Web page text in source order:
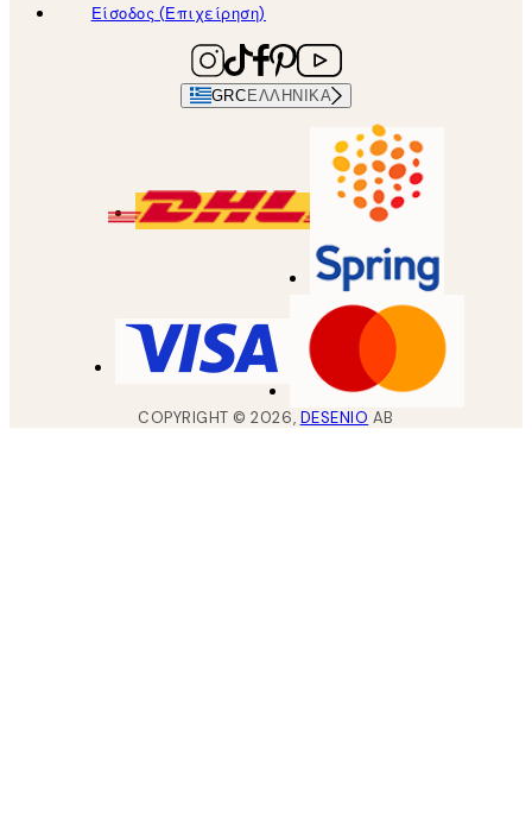
Είσοδος (Επιχείρηση)
GRC ΕΛΛΗΝΙΚΆ
COPYRIGHT ©2026, DESENIO AB